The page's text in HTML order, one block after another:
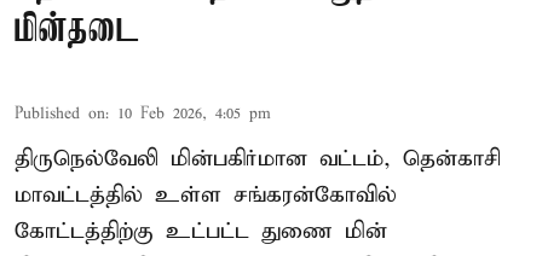
மின்தடை
Published on: 10 Feb 2026, 4:05 pm
திருநெல்வேலி மின்பகிர்மான வட்டம், தென்காசி
மாவட்டத்தில் உள்ள சங்கரன்கோவில்
கோட்டத்திற்கு உட்பட்ட துணை மின்